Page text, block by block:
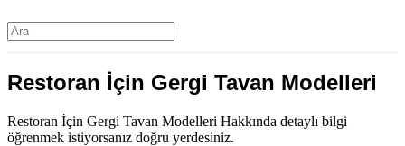
Restoran İçin Gergi Tavan Modelleri
Restoran İçin Gergi Tavan Modelleri Hakkında detaylı bilgi
öğrenmek istiyorsanız doğru yerdesiniz.